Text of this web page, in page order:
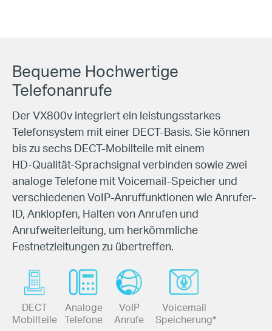
Bequeme Hochwertige
Telefonanrufe
Der VX800v integriert ein leistungsstarkes
Telefonsystem mit einer DECT-Basis. Sie können
bis zu sechs DECT-Mobilteile mit einem
HD-Qualität-Sprachsignal verbinden sowiezwei
analoge Telefone mit Voicemail-Speicher und
verschiedenen VoIP-Anruffunktionenwie Anrufer-
ID, Anklopfen, Halten von Anrufen und
Anrufweiterleitung, um herkömmliche
Festnetzleitungen zu übertreffen.
DECT
Mobilteile
Analoge
Telefone
VoIP
Anrufe
Voicemail
Speicherung*